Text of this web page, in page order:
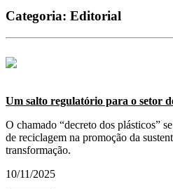
Categoria: Editorial
Um salto regulatório para o setor
O chamado “decreto dos plásticos”
de reciclagem na promoção da
transformação.
10/11/2025